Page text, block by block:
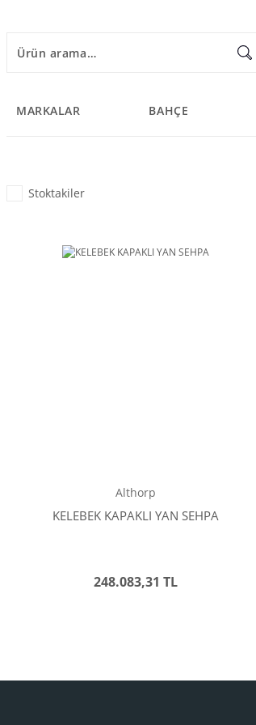
MARKALAR BAHÇE
Stoktakiler
Althorp
KELEBEK KAPAKLI YAN SEHPA
248.083,31 TL